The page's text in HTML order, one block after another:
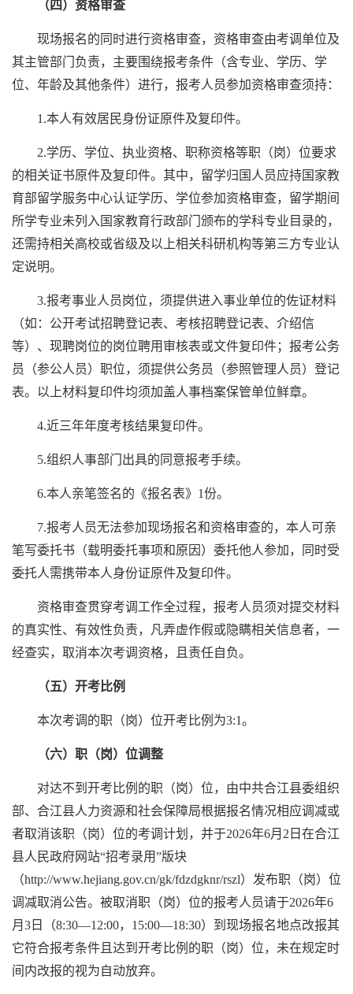
（四）资格审查
现场报名的同时进行资格审查，资格审查由考调单位及
其主管部门负责，主要围绕报考条件（含专业、学历、学
位、年龄及其他条件）进行，报考人员参加资格审查须持：
1.本人有效居民身份证原件及复印件。
2.学历、学位、执业资格、职称资格等职（岗）位要求
的相关证书原件及复印件。其中，留学归国人员应持国家教
育部留学服务中心认证学历、学位参加资格审查，留学期间
所学专业未列入国家教育行政部门颁布的学科专业目录的，
还需持相关高校或省级及以上相关科研机构等第三方专业认
定说明。
3.报考事业人员岗位，须提供进入事业单位的佐证材料
（如：公开考试招聘登记表、考核招聘登记表、介绍信
等）、现聘岗位的岗位聘用审核表或文件复印件；报考公务
员（参公人员）职位，须提供公务员（参照管理人员）登记
表。以上材料复印件均须加盖人事档案保管单位鲜章。
4.近三年年度考核结果复印件。
5.组织人事部门出具的同意报考手续。
6.本人亲笔签名的《报名表》1份。
7.报考人员无法参加现场报名和资格审查的，本人可亲
笔写委托书（载明委托事项和原因）委托他人参加，同时受
委托人需携带本人身份证原件及复印件。
资格审查贯穿考调工作全过程，报考人员须对提交材料
的真实性、有效性负责，凡弄虚作假或隐瞒相关信息者，一
经查实，取消本次考调资格，且责任自负。
（五）开考比例
本次考调的职（岗）位开考比例为3:1。
（六）职（岗）位调整
对达不到开考比例的职（岗）位，由中共合江县委组织
部、合江县人力资源和社会保障局根据报名情况相应调减或
者取消该职（岗）位的考调计划，并于2026年6月2日在合江
县人民政府网站“招考录用”版块
（http://www.hejiang.gov.cn/gk/fdzdgknr/rszl）发布职（岗）位
调减取消公告。被取消职（岗）位的报考人员请于2026年6
月3日（8:30—12:00，15:00—18:30）到现场报名地点改报其
它符合报考条件且达到开考比例的职（岗）位，未在规定时
间内改报的视为自动放弃。